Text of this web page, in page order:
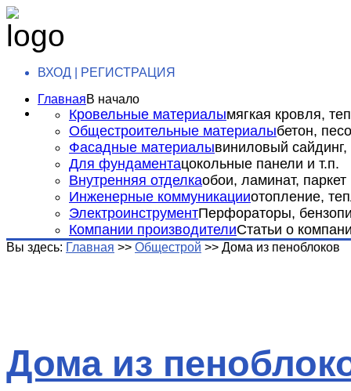
ВХОД | РЕГИСТРАЦИЯ
ГлавнаяВ начало
Кровельные материалымягкая кровля,
Общестроительные материалыбетон,
Фасадные материалывиниловый сайдинг,
Для фундаментацокольные панели и т.п.
Внутренняя отделкаобои, ламинат, паркет
Инженерные коммуникацииотопление,
ЭлектроинструментПерфораторы,
Компании производителиСтатьи о
Вы здесь: Главная >> Общестрой >> Дома из пеноблоков
Дома из